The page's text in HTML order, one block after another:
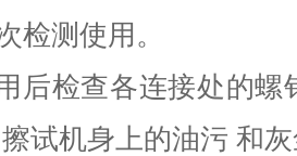
检测使用。
后检查各连接处的
试机身上的油污 和